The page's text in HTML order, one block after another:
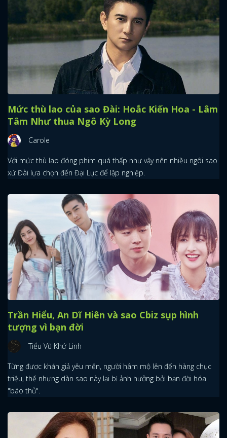
Mức thù lao của sao Đài: Hoắc Kiến Hoa - Lâm
Tâm Như thua Ngô Kỳ Long
Carole
Với mức thù lao đóng phim quá thấp như vậy nên nhiều ngôi sao
xứ Đài lựa chọn đến Đại Lục để lập nghiệp.
Trần Hiểu, An Dĩ Hiên và sao Cbiz sụp hình
tượng vì bạn đời
Tiểu Vũ Khứ Linh
Từng được khán giả yêu mến, người hâm mộ lên đến hàng chục
triệu, thế nhưng dàn sao này lại bị ảnh hưởng bởi bạn đời hóa
"báo thủ".